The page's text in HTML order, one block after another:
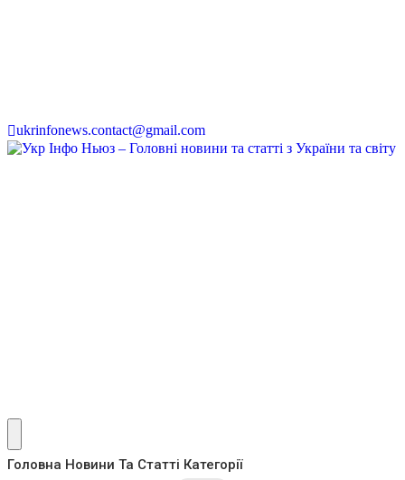
ukrinfonews.contact@gmail.com
Головна Новини Та Статті Категорії